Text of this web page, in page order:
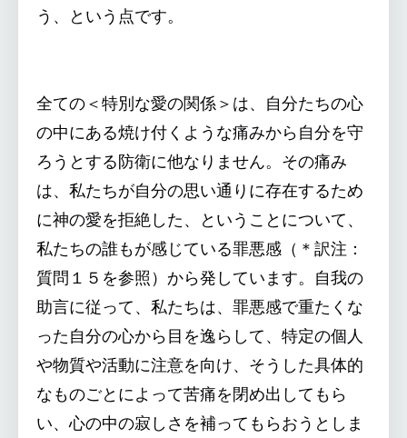
う、という点です。
全ての＜特別な愛の関係＞は、自分たちの心
の中にある焼け付くような痛みから自分を守
ろうとする防衛に他なりません。その痛み
は、私たちが自分の思い通りに存在するため
に神の愛を拒絶した、ということについて、
私たちの誰もが感じている罪悪感（＊訳注：
質問１５を参照）から発しています。自我の
助言に従って、私たちは、罪悪感で重たくな
った自分の心から目を逸らして、特定の個人
や物質や活動に注意を向け、そうした具体的
なものごとによって苦痛を閉め出してもら
い、心の中の寂しさを補ってもらおうとしま